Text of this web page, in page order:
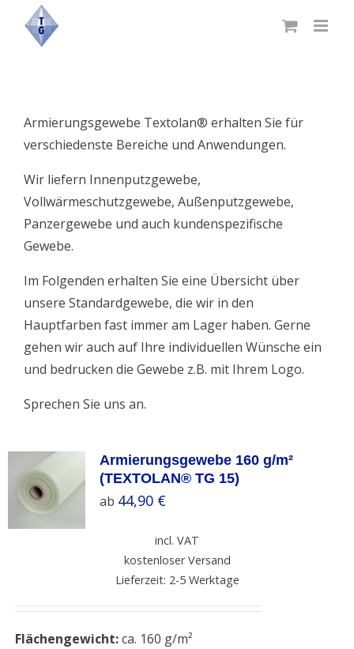
Armierungsgewebe Textolan® erhalten Sie für
verschiedenste Bereiche und Anwendungen.
Wir liefern Innenputzgewebe,
Vollwärmeschutzgewebe, Außenputzgewebe,
Panzergewebe und auch kundenspezifische
Gewebe.
Im Folgenden erhalten Sie eine Übersicht über
unsere Standardgewebe, die wir in den
Hauptfarben fast immer am Lager haben. Gerne
gehen wir auch auf Ihre individuellen Wünsche ein
und bedrucken die Gewebe z.B. mit Ihrem Logo.
Sprechen Sie uns an.
Armierungsgewebe 160 g/m²
(TEXTOLAN® TG 15)
ab 44,90 €
incl. VAT
kostenloser Versand
Lieferzeit: 2-5 Werktage
Flächengewicht:ca. 160 g/m²